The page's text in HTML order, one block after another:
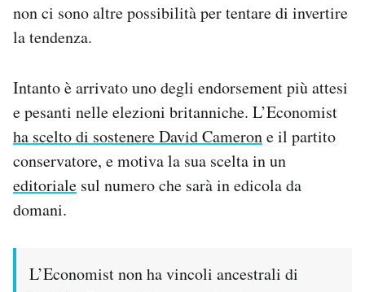
non ci sono altre possibilità per tentare di invertire
la tendenza.
Intanto è arrivato uno degli endorsement più attesi
e pesanti nelle elezioni britanniche. L’Economist
ha scelto di sostenere David Camerone il partito
conservatore, e motiva la sua scelta in un
editoriale sul numero che sarà in edicola da
domani.
L’Economist non ha vincoli ancestrali di